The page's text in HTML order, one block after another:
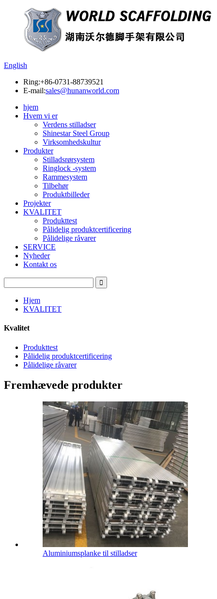
English
Ring:+86-0731-88739521
E-mail:sales@hunanworld.com
hjem
Hvem vi er
Verdens stilladser
Shinestar Steel Group
Virksomhedskultur
Produkter
Stilladsrørsystem
Ringlock -system
Rammesystem
Tilbehør
Produktbilleder
Projekter
KVALITET
Produkttest
Pålidelig produktcertificering
Pålidelige råvarer
SERVICE
Nyheder
Kontakt os
Hjem
KVALITET
Kvalitet
Produkttest
Pålidelig produktcertificering
Pålidelige råvarer
Fremhævede produkter
Aluminiumsplanke til stilladser